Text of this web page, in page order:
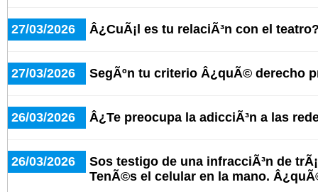
27/03/2026 Â¿CuÃ¡l es tu relaciÃ³n con el
27/03/2026 SegÃºn tu criterio Â¿quÃ© derecho
26/03/2026 Â¿Te preocupa la adicciÃ³n a las
26/03/2026
Sos testigo de una infracciÃ³n de
TenÃ©s el celular en la mano.